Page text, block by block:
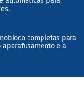
completas para
aparafusamento e a